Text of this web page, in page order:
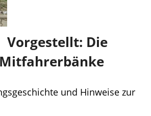
Vorgestellt: Die
und Hinweise zur